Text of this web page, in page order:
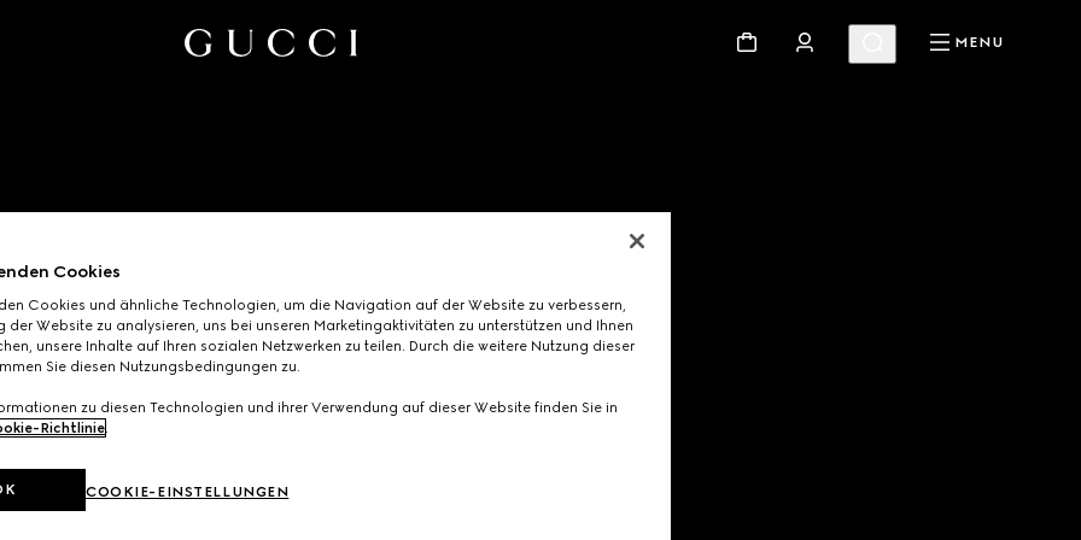
MENU
Cookies
Cookies und ähnliche Technologien, um die Navigation auf der Website zu verbessern,
der Website zu analysieren, uns bei unseren Marketingaktivitäten zu unterstützen und Ihnen
unsere Inhalte auf Ihren sozialen Netzwerken zu teilen. Durch die weitere Nutzung dieser
Sie diesen Nutzungsbedingungen zu.
zu diesen Technologien und ihrer Verwendung auf dieser Website finden Sie in
Richtlinie
COOKIE-EINSTELLUNGEN